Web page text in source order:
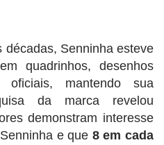
Senninha esteve
quadrinhos, desenhos
oficiais, mantendo sua
da marca revelou
demonstram interesse
e que 8 em cada